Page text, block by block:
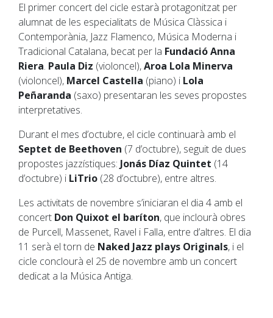
El primer concert del cicle estarà protagonitzat per
alumnat de les especialitats de Música Clàssica i
Contemporània, Jazz Flamenco, Música Moderna i
Tradicional Catalana, becat per la Fundació Anna
Riera. Paula Diz (violoncel),Aroa Lola Minerva
(violoncel), Marcel Castella (piano) i Lola
Peñaranda (saxo) presentaran les seves propostes
interpretatives.
Durant el mes d’octubre, el cicle continuarà amb el
Septet de Beethoven (7 d’octubre), seguit de dues
propostes jazzístiques: Jonás Díaz Quintet (14
d’octubre) i LiTrio (28 d’octubre), entre altres.
Les activitats de novembre s’iniciaran el dia 4 amb el
concert Don Quixot el baríton, que inclourà obres
de Purcell, Massenet, Ravel i Falla, entre d’altres. El dia
11 serà el torn de Naked Jazz plays Originals, i el
cicle conclourà el 25 de novembre amb un concert
dedicat a la Música Antiga.